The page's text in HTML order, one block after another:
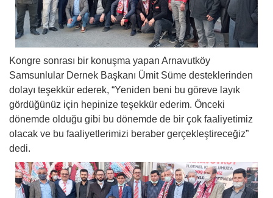
Kongre sonrası bir konuşma yapan Arnavutköy
Samsunlular Dernek Başkanı Ümit Süme desteklerinden
dolayı teşekkür ederek, “Yeniden beni bu göreve layık
gördüğünüz için hepinize teşekkür ederim. Önceki
dönemde olduğu gibi bu dönemde de bir çok faaliyetimiz
olacak ve bu faaliyetlerimizi beraber gerçekleştireceğiz”
dedi.